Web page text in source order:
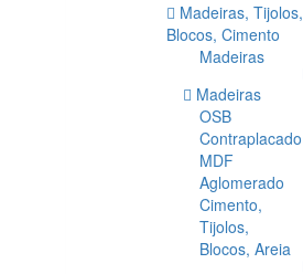
Madeiras, Tijolos,
Blocos, Cimento
Madeiras
Madeiras
OSB
Contraplacado
MDF
Aglomerado
Cimento,
Tijolos,
Blocos, Areia